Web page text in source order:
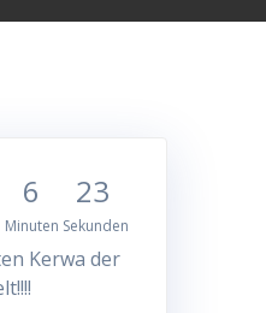
6
Minuten
23
Sekunden
Kerwa der